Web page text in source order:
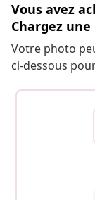
Vous avez
Chargez
Votre photo
ci-dessous